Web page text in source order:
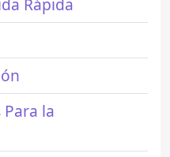
Rápida
la